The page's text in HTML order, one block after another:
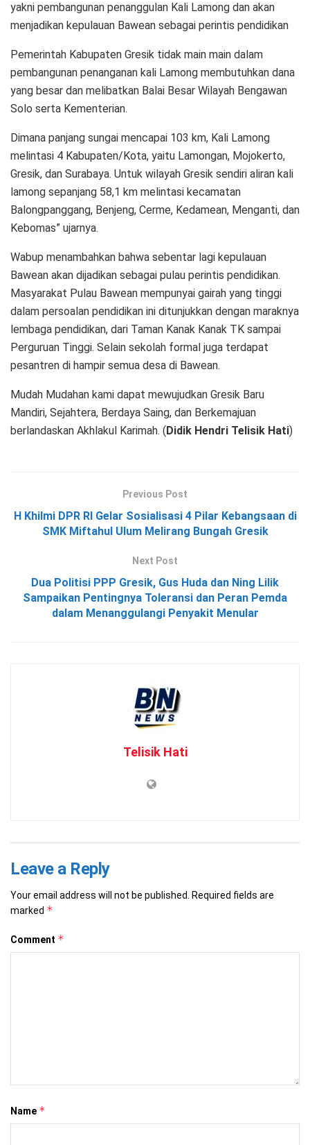
yakni pembangunan penanggulan Kali Lamong dan akan
menjadikan kepulauan Bawean sebagai perintis pendidikan
Pemerintah Kabupaten Gresik tidak main main dalam
pembangunan penanganan kali Lamong membutuhkan dana
yang besar dan melibatkan Balai Besar Wilayah Bengawan
Solo serta Kementerian.
Dimana panjang sungai mencapai 103 km, Kali Lamong
melintasi 4 Kabupaten/Kota, yaitu Lamongan, Mojokerto,
Gresik, dan Surabaya. Untuk wilayah Gresik sendiri aliran kali
lamong sepanjang 58,1 km melintasi kecamatan
Balongpanggang, Benjeng, Cerme, Kedamean, Menganti, dan
Kebomas” ujarnya.
Wabup menambahkan bahwa sebentar lagi kepulauan
Bawean akan dijadikan sebagai pulau perintis pendidikan.
Masyarakat Pulau Bawean mempunyai gairah yang tinggi
dalam persoalan pendidikan ini ditunjukkan dengan maraknya
lembaga pendidikan, dari Taman Kanak Kanak TK sampai
Perguruan Tinggi. Selain sekolah formal juga terdapat
pesantren di hampir semua desa di Bawean.
Mudah Mudahan kami dapat mewujudkan Gresik Baru
Mandiri, Sejahtera, Berdaya Saing, dan Berkemajuan
berlandaskan Akhlakul Karimah. ( Didik Hendri Telisik Hati)
Previous Post
H Khilmi DPR RI Gelar Sosialisasi 4 Pilar Kebangsaan di
SMK Miftahul Ulum Melirang Bungah Gresik
Next Post
Dua Politisi PPP Gresik, Gus Huda dan Ning Lilik
Sampaikan Pentingnya Toleransi dan Peran Pemda
dalam Menanggulangi Penyakit Menular
Telisik Hati
Leave a Reply
Your email address will not be published. Required fields are
marked *
Comment *
Name *